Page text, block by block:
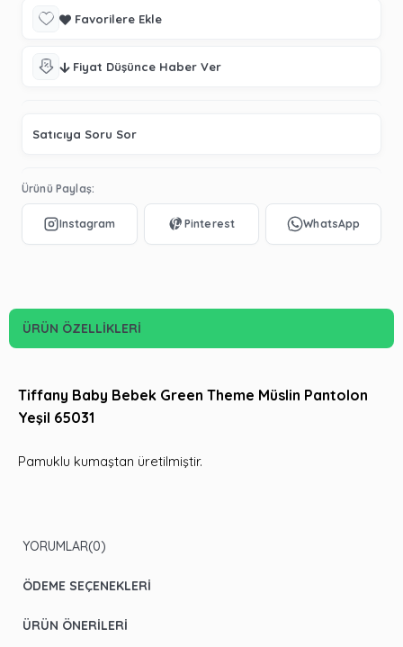
Favorilere Ekle
Fiyat Düşünce Haber Ver
Satıcıya Soru Sor
Ürünü Paylaş:
ÜRÜN ÖZELLIKLERI
Tiffany Baby Bebek Green Theme Müslin Pantolon
Yeşil 65031
Pamuklu kumaştan üretilmiştir.
YORUMLAR(0)
ÖDEME SEÇENEKLERI
ÜRÜN ÖNERILERI